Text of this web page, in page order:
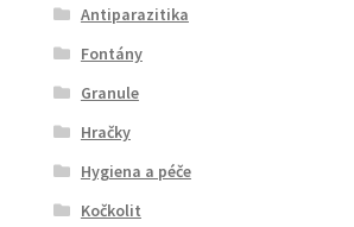
Antiparazitika
Fontány
Granule
Hračky
Hygiena a péče
Kočkolit